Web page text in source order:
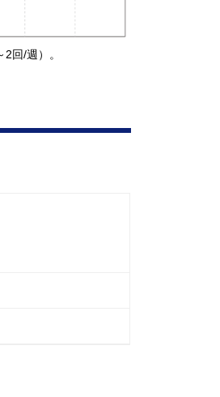
回/週）。